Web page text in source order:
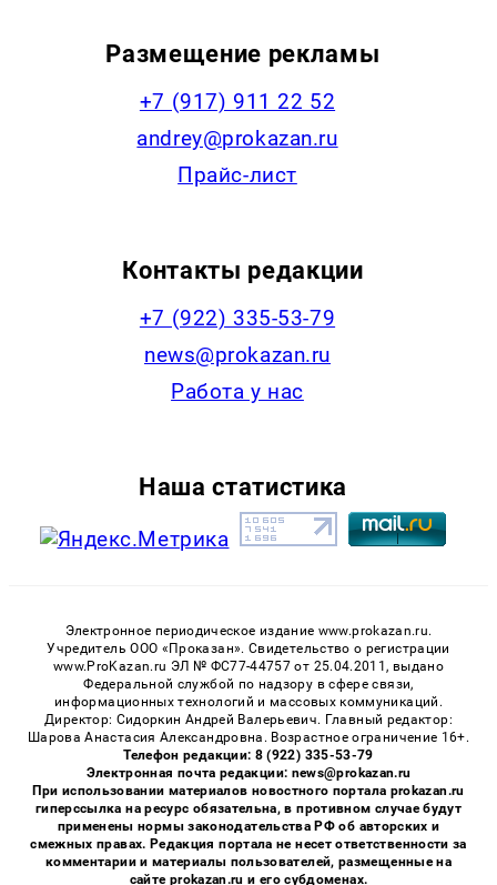
Размещение рекламы
+7 (917) 911 22 52
andrey@prokazan.ru
Прайс-лист
Контакты редакции
+7 (922) 335-53-79
news@prokazan.ru
Работа у нас
Наша статистика
Электронное периодическое издание www.prokazan.ru.
Учредитель ООО «Проказан». Cвидетельство о регистрации
www.ProKazan.ru ЭЛ № ФС77-44757 от 25.04.2011, выдано
Федеральной службой по надзору в сфере связи,
информационных технологий и массовых коммуникаций.
Директор: Сидоркин Андрей Валерьевич. Главный редактор:
Шарова Анастасия Александровна. Возрастное ограничение 16+.
Телефон редакции: 8 (922) 335-53-79
Электронная почта редакции: news@prokazan.ru
При использовании материалов новостного портала prokazan.ru
гиперссылка на ресурс обязательна, в противном случае будут
применены нормы законодательства РФ об авторских и
смежных правах. Редакция портала не несет ответственности за
комментарии и материалы пользователей, размещенные на
сайте prokazan.ru и его субдоменах.